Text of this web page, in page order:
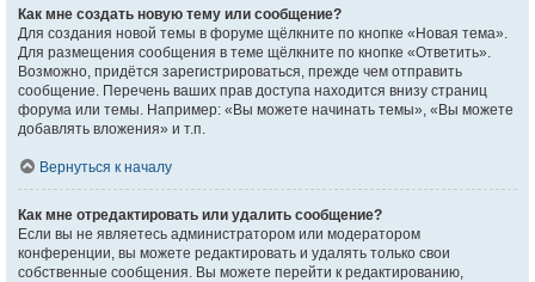
Как мне создать новую тему или сообщение?
Для создания новой темы в форуме щёлкните по кнопке «Новая тема».
Для размещения сообщения в теме щёлкните по кнопке «Ответить».
Возможно, придётся зарегистрироваться, прежде чем отправить
сообщение. Перечень ваших прав доступа находится внизу страниц
форума или темы. Например: «Вы можете начинать темы», «Вы можете
добавлять вложения» и т.п.
Вернуться к началу
Как мне отредактировать или удалить сообщение?
Если вы не являетесь администратором или модератором
конференции, вы можете редактировать и удалять только свои
собственные сообщения. Вы можете перейти к редактированию,